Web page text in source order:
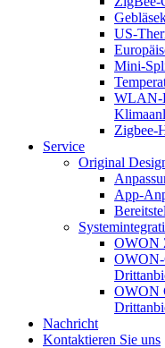
US-
Mini-
WLAN-
Zigbee-
Service
Original
App-
OWON
OWON-
OWON
Nachricht
Kontaktieren Sie uns